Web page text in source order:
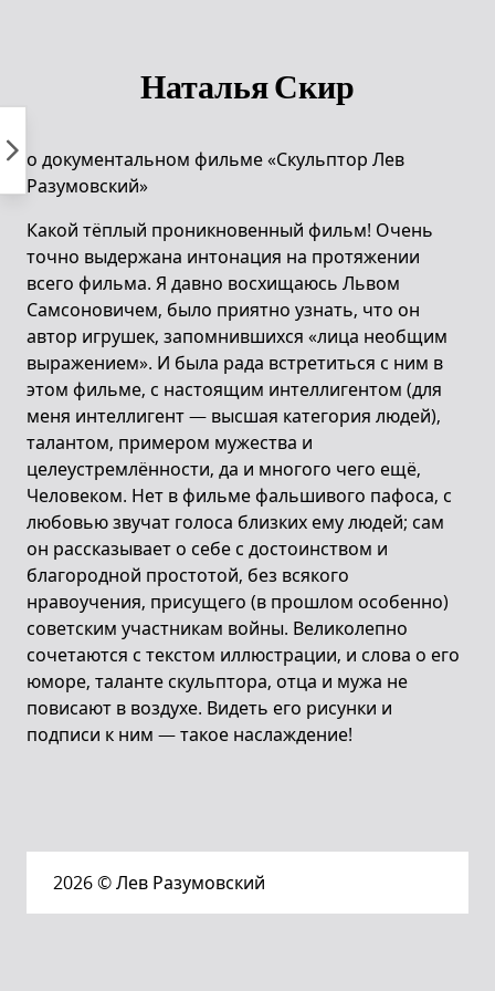
Наталья Скир
о документальном фильме «Скульптор Лев
Разумовский»
Какой тёплый проникновенный фильм! Очень
точно выдержана интонация на протяжении
всего фильма. Я давно восхищаюсь Львом
Самсоновичем, было приятно узнать, что он
автор игрушек, запомнившихся «лица необщим
выражением». И была рада встретиться с ним в
этом фильме, с настоящим интеллигентом (для
меня интеллигент — высшая категория людей),
талантом, примером мужества и
целеустремлённости, да и многого чего ещё,
Человеком. Нет в фильме фальшивого пафоса, с
любовью звучат голоса близких ему людей; сам
он рассказывает о себе с достоинством и
благородной простотой, без всякого
нравоучения, присущего (в прошлом особенно)
советским участникам войны. Великолепно
сочетаются с текстом иллюстрации, и слова о его
юморе, таланте скульптора, отца и мужа не
повисают в воздухе. Видеть его рисунки и
подписи к ним — такое наслаждение!
2026© Лев Разумовский